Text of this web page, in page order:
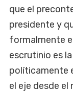
que el
presidente y
formalmente
escrutinio es
políticamente
el eje desde el